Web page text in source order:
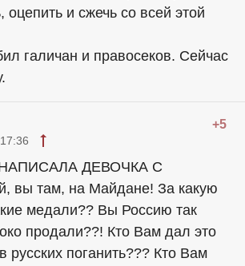
оцепить и сжечь со всей этой
галичан и правосеков. Сейчас
+5
ДЕВОЧКА С
вы там, на Майдане! За какую
медали?? Вы Россию так
продали??! Кто Вам дал это
русских поганить??? Кто Вам